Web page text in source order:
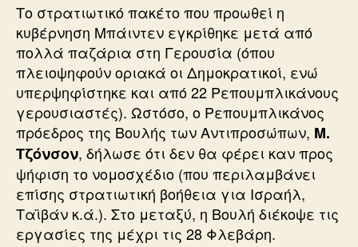
Το στρατιωτικό πακέτο που προωθεί η
κυβέρνηση Μπάιντεν εγκρίθηκε μετά από
πολλά παζάρια στη Γερουσία (όπου
πλειοψηφούν οριακά οι Δημοκρατικοί, ενώ
υπερψηφίστηκε και από 22 Ρεπουμπλικάνους
γερουσιαστές). Ωστόσο, ο Ρεπουμπλικάνος
πρόεδρος της Βουλής των Αντιπροσώπων, Μ.
Τζόνσον, δήλωσε ότι δεν θα φέρει καν προς
ψήφιση το νομοσχέδιο (που περιλαμβάνει
επίσης στρατιωτική βοήθεια για Ισραήλ,
Ταϊβάν κ.ά.). Στο μεταξύ, η Βουλή διέκοψε τις
εργασίες της μέχρι τις 28 Φλεβάρη.